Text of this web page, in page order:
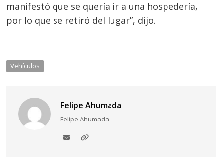
manifestó que se quería ir a una hospedería,
por lo que se retiró del lugar”, dijo.
Vehículos
Felipe Ahumada
Felipe Ahumada